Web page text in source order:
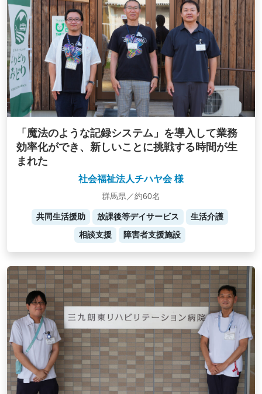
「魔法のような記録システム」を導入して業務
効率化ができ、新しいことに挑戦する時間が生
まれた
社会福祉法人チハヤ会 様
群馬県／約60名
共同生活援助 放課後等デイサービス
生活介護
相談支援
障害者支援施設